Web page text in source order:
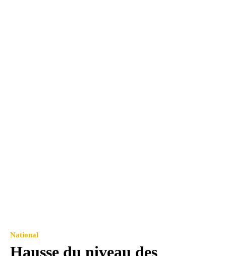
National
Hausse du niveau des